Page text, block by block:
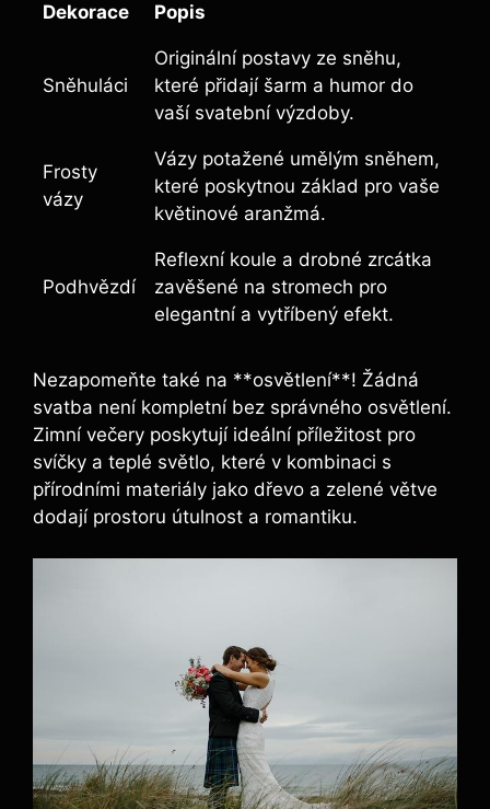
Dekorace Popis
Sněhuláci
Originální postavy ze sněhu,
které přidají šarm a humor do
vaší svatební výzdoby.
Frosty
vázy
Vázy potažené umělým sněhem,
které poskytnou základ pro vaše
květinové aranžmá.
Podhvězdí
Reflexní koule a drobné zrcátka
zavěšené na stromech pro
elegantní a vytříbený efekt.
Nezapomeňte také na **osvětlení**! Žádná
svatba není kompletní bez správného osvětlení.
Zimní večery poskytují ideální příležitost pro
svíčky a teplé světlo, které v kombinaci s
přírodními materiály jako dřevo a zelené větve
dodají prostoru útulnost a romantiku.